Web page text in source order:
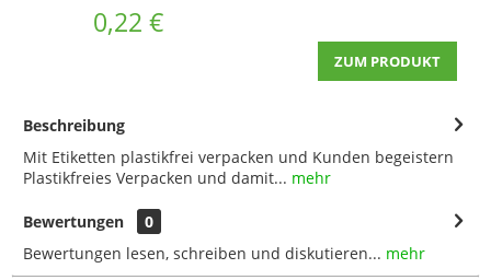
0,22 €
ZUM PRODUKT
Beschreibung
Mit Etiketten plastikfrei verpacken und Kunden begeistern
Plastikfreies Verpacken und damit... mehr
Bewertungen
0
Bewertungen lesen, schreiben und diskutieren... mehr